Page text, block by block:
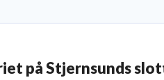
på Stjernsunds